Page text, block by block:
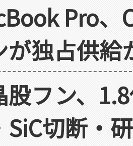
Pro
が独占供給
股フン、
SiC切断・